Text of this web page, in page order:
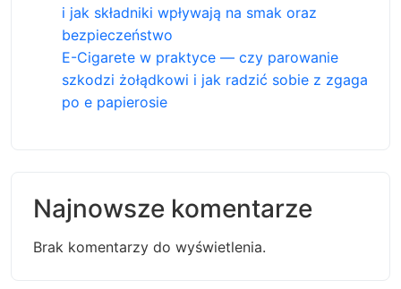
i jak składniki wpływają na smak oraz
bezpieczeństwo
E-Cigarete w praktyce — czy parowanie
szkodzi żołądkowi i jak radzić sobie z zgaga
po e papierosie
Najnowsze komentarze
Brak komentarzy do wyświetlenia.